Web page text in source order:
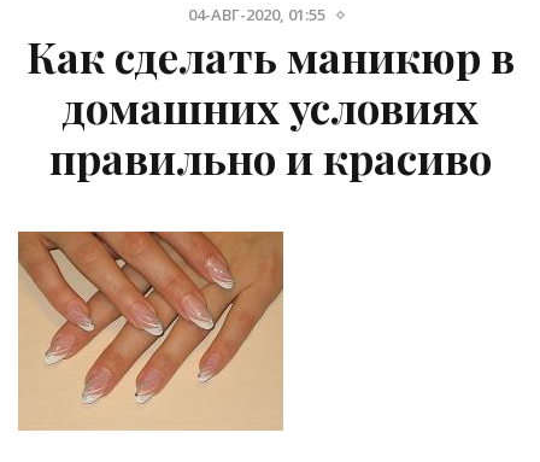
04-АВГ-2020, 01:55
Как сделать маникюр в
домашних условиях
правильно и красиво